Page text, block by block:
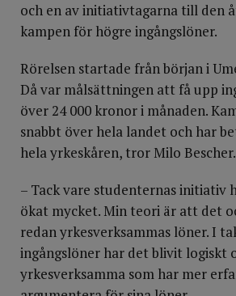
och en av initiativtagarna till den
kampen för högre ingångslöner.
Rörelsen startade från början i
Då var målsättningen att få upp
över 24 000 kronor i månaden.
snabbt över hela landet och har
hela yrkeskåren, tror Milo Bescher.
– Tack vare studenternas initiativ
ökat mycket. Min teori är att det
redan yrkesverksammas löner. I
ingångslöner har det blivit logiskt
yrkesverksamma som har mer